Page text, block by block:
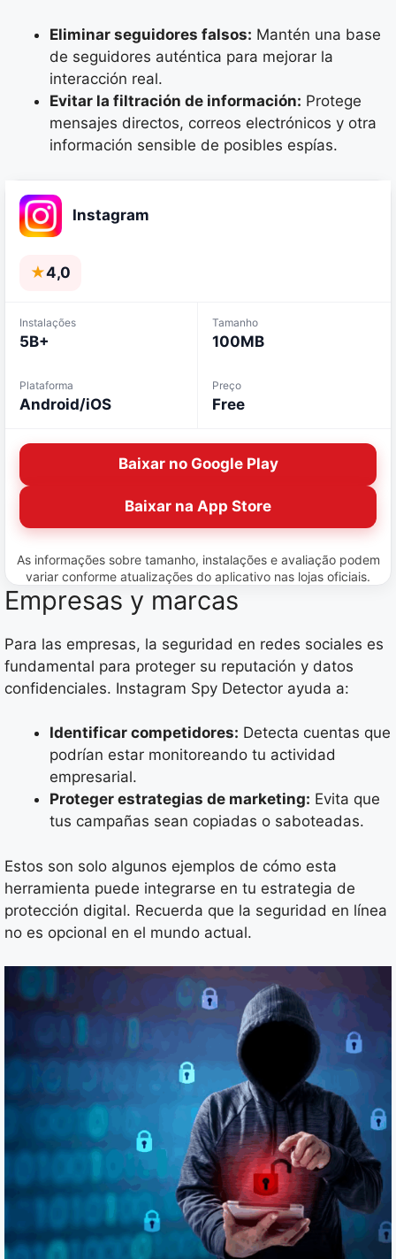
Eliminar seguidores falsos: Mantén una base
de seguidores auténtica para mejorar la
interacción real.
Evitar la filtración de información: Protege
mensajes directos, correos electrónicos y otra
información sensible de posibles espías.
Instagram
★4,0
Instalações
5B+
Tamanho
100MB
Plataforma
Android/iOS
Preço
Free
Baixar no Google Play
Baixar na App Store
As informações sobre tamanho, instalações e avaliação podem
variar conforme atualizações do aplicativo nas lojas oficiais.
Empresas y marcas
Para las empresas, la seguridad en redes sociales es
fundamental para proteger su reputación y datos
confidenciales. Instagram Spy Detector ayuda a:
Identificar competidores: Detecta cuentas que
podrían estar monitoreando tu actividad
empresarial.
Proteger estrategias de marketing: Evita que
tus campañas sean copiadas o saboteadas.
Estos son solo algunos ejemplos de cómo esta
herramienta puede integrarse en tu estrategia de
protección digital. Recuerda que la seguridad en línea
no es opcional en el mundo actual.